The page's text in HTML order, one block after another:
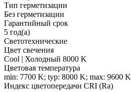
Тип герметизации
Без герметизации
Гарантийный срок
5 год(а)
Светотехнические
Цвет свечения
Cool | Холодный 8000 K
Цветовая температура
min: 7700 K; typ: 8000 K; max: 9600 K
Индекс цветопередачи CRI (Ra)